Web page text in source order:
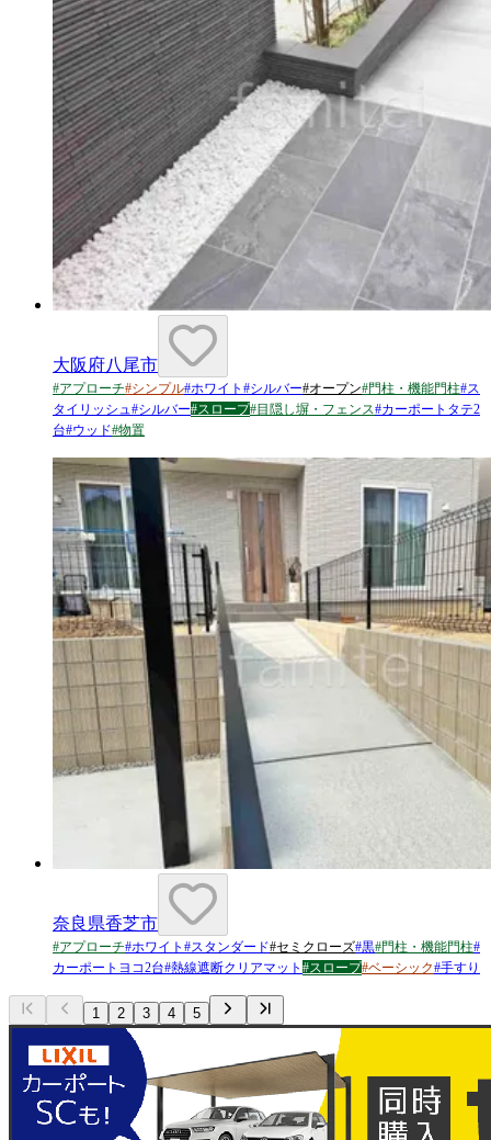
大阪府八尾市
#アプローチ#シンプル#ホワイト #シルバー#オープン#門柱・機能門柱#ス
タイリッシュ#シルバー#スロープ#目隠し塀・フェンス#カーポートタテ2
台#ウッド#物置
奈良県香芝市
#アプローチ#ホワイト #スタンダード#セミクローズ#黒#門柱・機能門柱#
カーポートヨコ2台#熱線遮断クリアマット #スロープ#ベーシック#手すり
1 2 3 4 5